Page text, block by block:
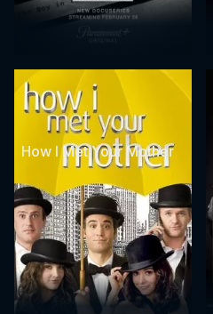
How I Met Your Mother